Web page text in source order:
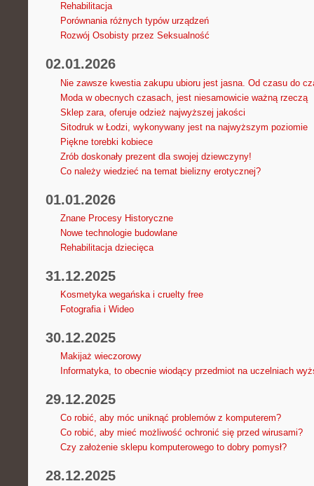
Rehabilitacja
Porównania różnych typów urządzeń
Rozwój Osobisty przez Seksualność
02.01.2026
Nie zawsze kwestia zakupu ubioru jest jasna. Od czasu do
Moda w obecnych czasach, jest niesamowicie ważną rzeczą
Sklep zara, oferuje odzież najwyższej jakości
Sitodruk w Łodzi, wykonywany jest na najwyższym poziomie
Piękne torebki kobiece
Zrób doskonały prezent dla swojej dziewczyny!
Co należy wiedzieć na temat bielizny erotycznej?
01.01.2026
Znane Procesy Historyczne
Nowe technologie budowlane
Rehabilitacja dziecięca
31.12.2025
Kosmetyka wegańska i cruelty free
Fotografia i Wideo
30.12.2025
Makijaż wieczorowy
Informatyka, to obecnie wiodący przedmiot na uczelniach
29.12.2025
Co robić, aby móc uniknąć problemów z komputerem?
Co robić, aby mieć możliwość ochronić się przed wirusami?
Czy założenie sklepu komputerowego to dobry pomysł?
28.12.2025